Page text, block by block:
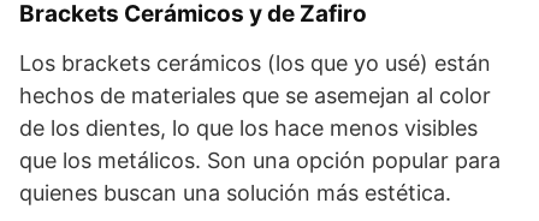
Brackets Cerámicos y de Zafiro
Los brackets cerámicos (los que yo usé) están
hechos de materiales que se asemejan al color
de los dientes, lo que los hace menos visibles
que los metálicos. Son una opción popular para
quienes buscan una solución más estética.